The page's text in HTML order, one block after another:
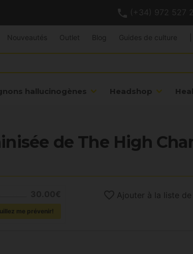
(+34) 972 527
hallucinogènes Headshop
Nouveautés Outlet Blog Guides de culture
de The High
me prévenir!
Ajouter à la liste